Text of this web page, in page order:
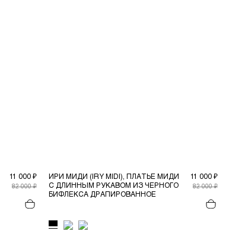
11 000 ₽
82 000 ₽
ИРИ МИДИ (IRY MIDI), ПЛАТЬЕ МИДИ
С ДЛИННЫМ РУКАВОМ ИЗ ЧЕРНОГО
БИФЛЕКСА ДРАПИРОВАННОЕ
11 000 ₽
82 000 ₽